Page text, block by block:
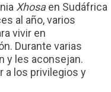
Xhosaen Sudáfrica
al año, varios
vivir en
Durante varias
y les aconsejan.
a los privilegios y